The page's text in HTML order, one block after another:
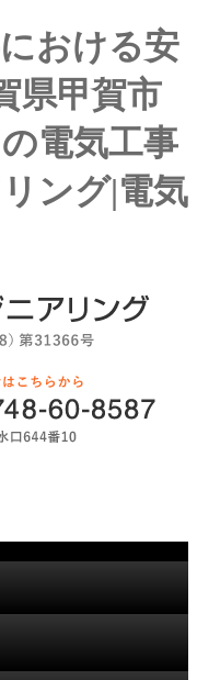
おける安
県甲賀市
電気工事
ング|電気